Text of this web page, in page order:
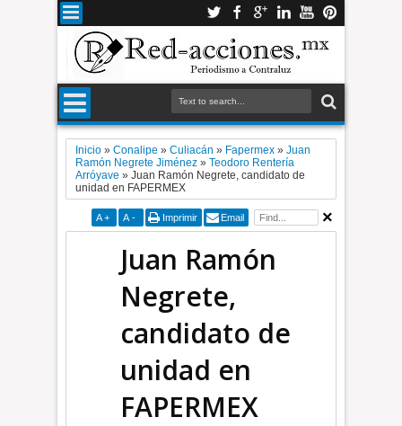
Inicio »Conalipe »Culiacán » Fapermex »Juan
Ramón Negrete Jiménez »Teodoro Rentería
Arróyave »Juan Ramón Negrete, candidato de
unidad en FAPERMEX
A + A - Imprimir Email
Juan Ramón
Negrete,
candidato de
unidad en
FAPERMEX